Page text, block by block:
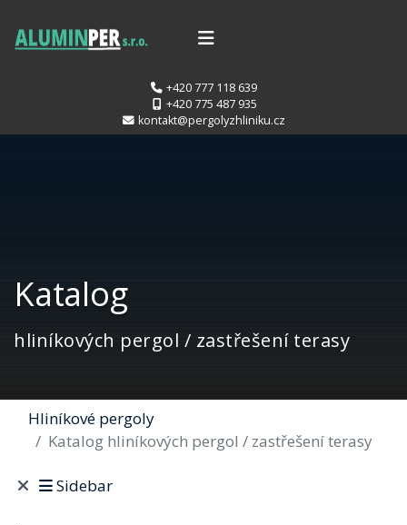
+420 777 118 639
+420 775 487 935
kontakt@pergolyzhliniku.cz
Katalog
hliníkových pergol / zastřešení terasy
Hliníkové pergoly
Katalog hliníkových pergol / zastřešení terasy
Sidebar